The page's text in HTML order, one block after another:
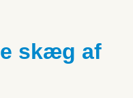
skæg af